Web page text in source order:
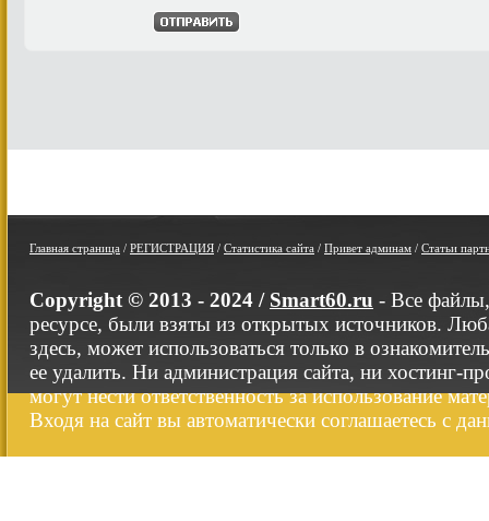
Главная страница / РЕГИСТРАЦИЯ / Статистика сайта / Привет админам / Статьи
Copyright © 2013 - 2024 / Smart60.ru - Все
ресурсе, были взяты из открытых источников.
здесь, может использоваться только в
ее удалить. Ни администрация сайта, ни хостинг-
могут нести ответственность за использование
Входя на сайт вы автоматически соглашаетесь с